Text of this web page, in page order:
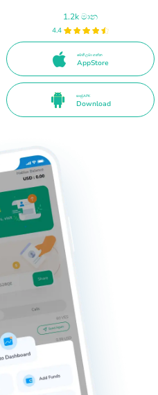
1.2k මාන
4.4
මෙහි ලබා ගන්න
AppStore
සෘජු APK
Download